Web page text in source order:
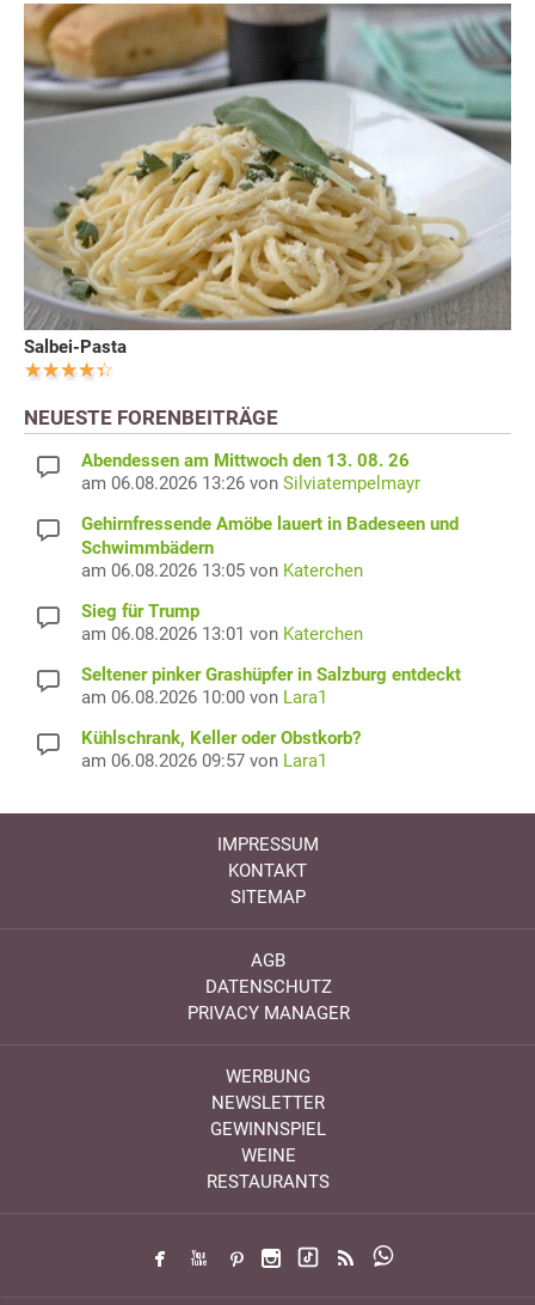
Salbei-Pasta
NEUESTE FORENBEITRÄGE
Abendessen am Mittwoch den 13. 08. 26
am 06.08.2026 13:26 von Silviatempelmayr
Gehirnfressende Amöbe lauert in Badeseen und
Schwimmbädern
am 06.08.2026 13:05 von Katerchen
Sieg für Trump
am 06.08.2026 13:01 von Katerchen
Seltener pinker Grashüpfer in Salzburg entdeckt
am 06.08.2026 10:00 von Lara1
Kühlschrank, Keller oder Obstkorb?
am 06.08.2026 09:57 von Lara1
IMPRESSUM
KONTAKT
SITEMAP
AGB
DATENSCHUTZ
PRIVACY MANAGER
WERBUNG
NEWSLETTER
GEWINNSPIEL
WEINE
RESTAURANTS